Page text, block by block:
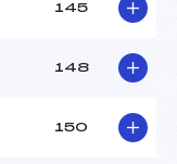
145
148
150